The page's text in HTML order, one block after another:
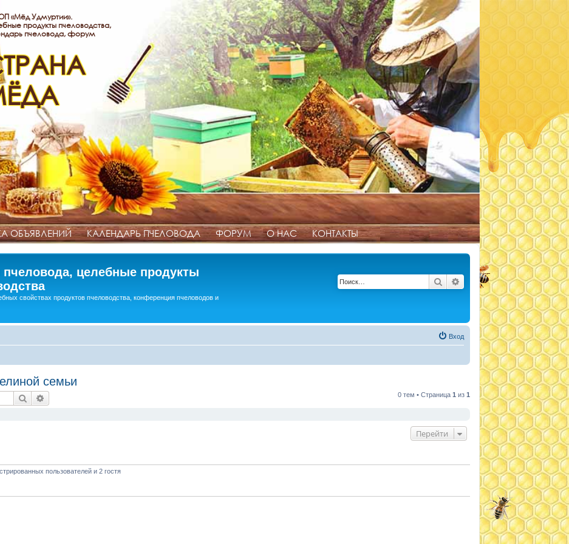
«Мёд Удмуртии».
продукты пчеловодства,
пчеловода, форум
ОБЪЯВЛЕНИЙ КАЛЕНДАРЬ ПЧЕЛОВОДА ФОРУМ О НАС КОНТАКТЫ
целебные продукты
свойствах продуктов пчеловодства, конференция пчеловодов и
Поиск Расширенный поиск
Вход
семьи
Поиск 0 тем • Страница 1 из 1
Перейти
пользователей и 2 гостя